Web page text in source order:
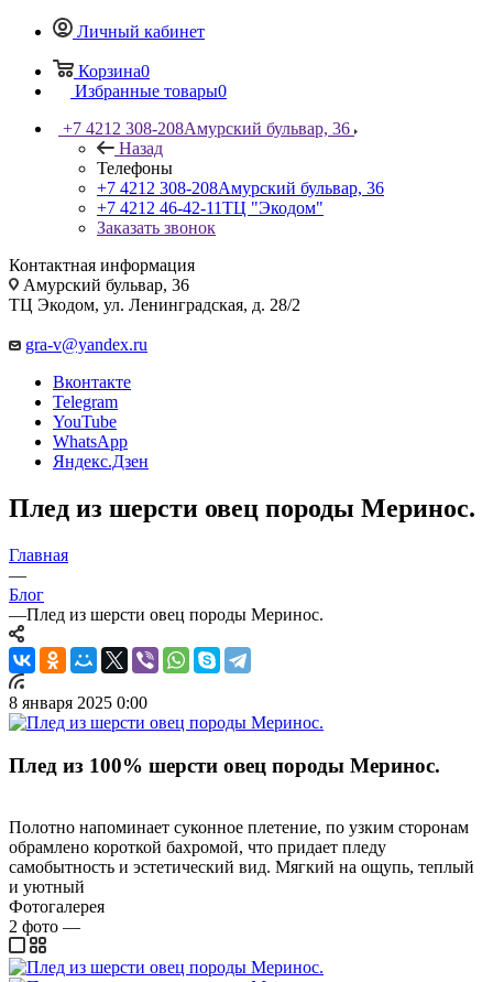
Личный кабинет
Корзина0
Избранные товары0
+7 4212 308-208Амурский бульвар, 36
Назад
Телефоны
+7 4212 308-208Амурский бульвар, 36
+7 4212 46-42-11ТЦ "Экодом"
Заказать звонок
Контактная информация
Амурский бульвар, 36
ТЦ Экодом, ул. Ленинградская, д. 28/2
gra-v@yandex.ru
Вконтакте
Telegram
YouTube
WhatsApp
Яндекс.Дзен
Плед из шерсти овец породы Меринос.
Главная
—
Блог
—Плед из шерсти овец породы Меринос.
8 января 2025 0:00
Плед из 100% шерсти овец породы Меринос.
Полотно напоминает суконное плетение, по узким сторонам
обрамлено короткой бахромой, что придает пледу
самобытность и эстетический вид. Мягкий на ощупь, теплый
и уютный
Фотогалерея
2 фото —